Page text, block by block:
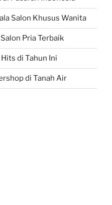
Salon Khusus Wanita
Pria Terbaik
di Tahun Ini
di Tanah Air